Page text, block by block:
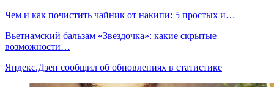
Чем и как почистить чайник от накипи: 5 простых и…
Вьетнамский бальзам «Звездочка»: какие скрытые
возможности…
Яндекс.Дзен сообщил об обновлениях в статистике